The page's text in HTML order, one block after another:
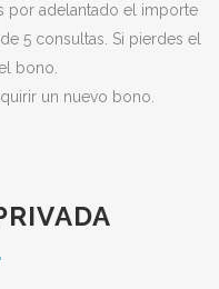
por adelantado el importe
5 consultas. Si pierdes el
bono.
un nuevo bono.